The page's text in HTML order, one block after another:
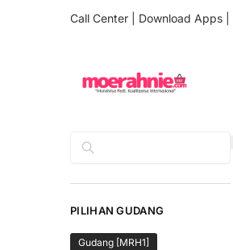
Call Center Download Apps
PILIHAN GUDANG
Gudang [MRH1]